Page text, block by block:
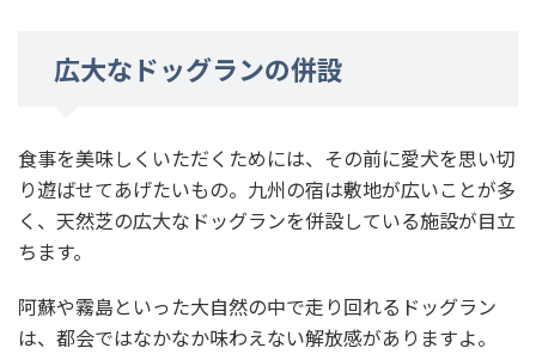
広大なドッグランの併設
食事を美味しくいただくためには、その前に愛犬を思い切
り遊ばせてあげたいもの。九州の宿は敷地が広いことが多
く、天然芝の広大なドッグランを併設している施設が目立
ちます。
阿蘇や霧島といった大自然の中で走り回れるドッグラン
は、都会ではなかなか味わえない解放感がありますよ。